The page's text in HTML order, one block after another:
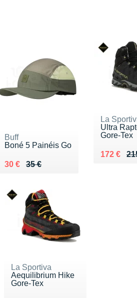
Buff
Boné 5 Painéis Go
35 €
Au lieu de 35 €
30 €
Vendu 30 €
La
Ultra
Gore-Tex
Au lieu
172 €
Vendu
La Sportiva
Aequilibrium Hike
Gore-Tex